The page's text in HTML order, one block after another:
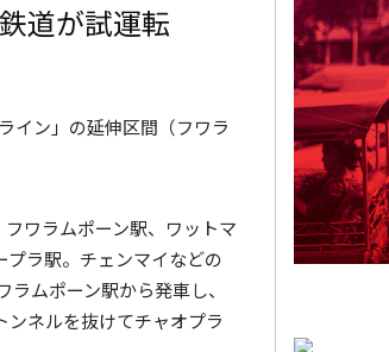
道が試運転
イン」の延伸区間（フワラ
ワラムポーン駅、ワットマ
ラ駅。チェンマイなどの
ムポーン駅から発車し、
ネルを抜けてチャオプラ